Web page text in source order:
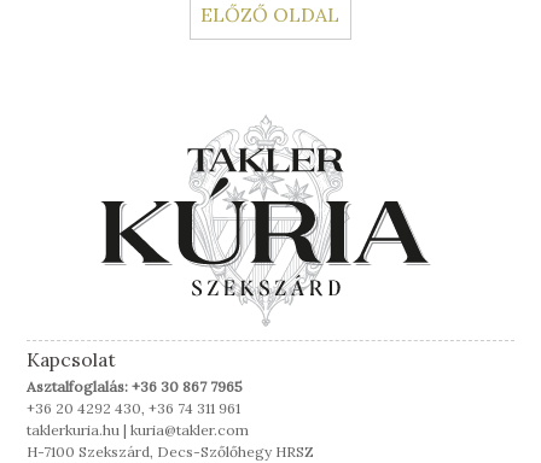
ELŐZŐ OLDAL
Kapcsolat
Asztalfoglalás: +36 30 867 7965
+36 20 4292 430, +36 74 311 961
taklerkuria.hu | kuria@takler.com
H-7100 Szekszárd, Decs-Szőlőhegy HRSZ